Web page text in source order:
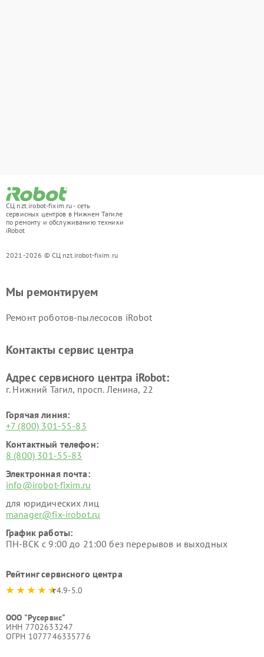
СЦ nzt.irobot-fixim.ru - сеть
сервисных центров в Нижнем Тагиле
по ремонту и обслуживанию техники
iRobot
2021-2026 © СЦ nzt.irobot-fixim.ru
Мы ремонтируем
Ремонт роботов-пылесосов iRobot
Контакты сервис центра
Адрес сервисного центра iRobot:
г. Нижний Тагил, просп. Ленина, 22
Горячая линия:
+7 (800) 301-55-83
Контактный телефон:
8 (800) 301-55-83
Электронная почта:
info@irobot-fixim.ru
для юридических лиц
manager@fix-irobot.ru
График работы:
ПН-ВСК с 9:00 до 21:00 без перерывов и выходных
Рейтинг сервисного центра
4.9-5.0
ООО "Русервис"
ИНН 7702633247
ОГРН 1077746335776